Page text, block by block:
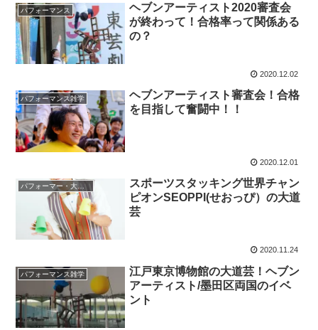
パフォーマンス
ヘブンアーティスト2020審査会
が終わって！合格率って関係ある
の？
2020.12.02
パフォーマンス雑学
ヘブンアーティスト審査会！合格
を目指して奮闘中！！
2020.12.01
パフォーマー・大道芸人
スポーツスタッキング世界チャン
ピオンSEOPPI(せおっぴ）の大道
芸
2020.11.24
パフォーマンス雑学
江戸東京博物館の大道芸！ヘブン
アーティスト/墨田区両国のイベ
ント